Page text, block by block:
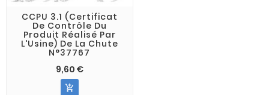
CCPU 3.1 (Certificat
De Contrôle Du
Produit Réalisé Par
L'Usine) De La Chute
N°37767
9,60 €
